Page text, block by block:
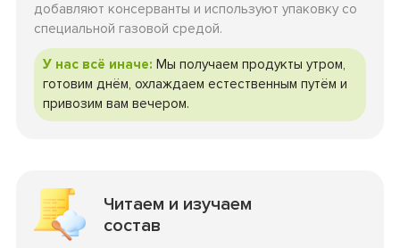
добавляют консерванты и используют упаковку со
специальной газовой средой.
У нас всё иначе: Мы получаем продукты утром,
готовим днём, охлаждаем естественным путём и
привозим вам вечером.
Читаем и изучаем
состав